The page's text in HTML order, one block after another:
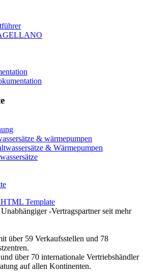
& wärmepumpen
& Wärmepumpen
-Vertragspartner seit mehr
über 59 Verkaufsstellen und 78
über 70 internationale Vertriebshändler
auf allen Kontinenten.